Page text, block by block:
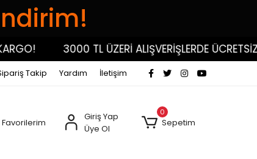
3000 TL ÜZERİ ALIŞVERİŞLERDE ÜCRETSİZ
Takip Yardım İletişim
Favorilerim
Giriş Yap
Üye Ol
0
Sepetim